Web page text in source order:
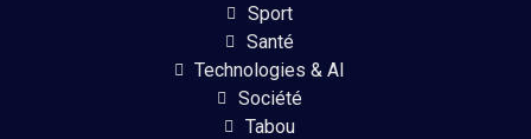
Sport
Santé
Technologies & AI
Société
Tabou